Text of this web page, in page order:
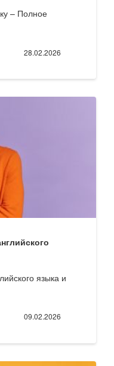
– Полное
28.02.2026
языка и
09.02.2026